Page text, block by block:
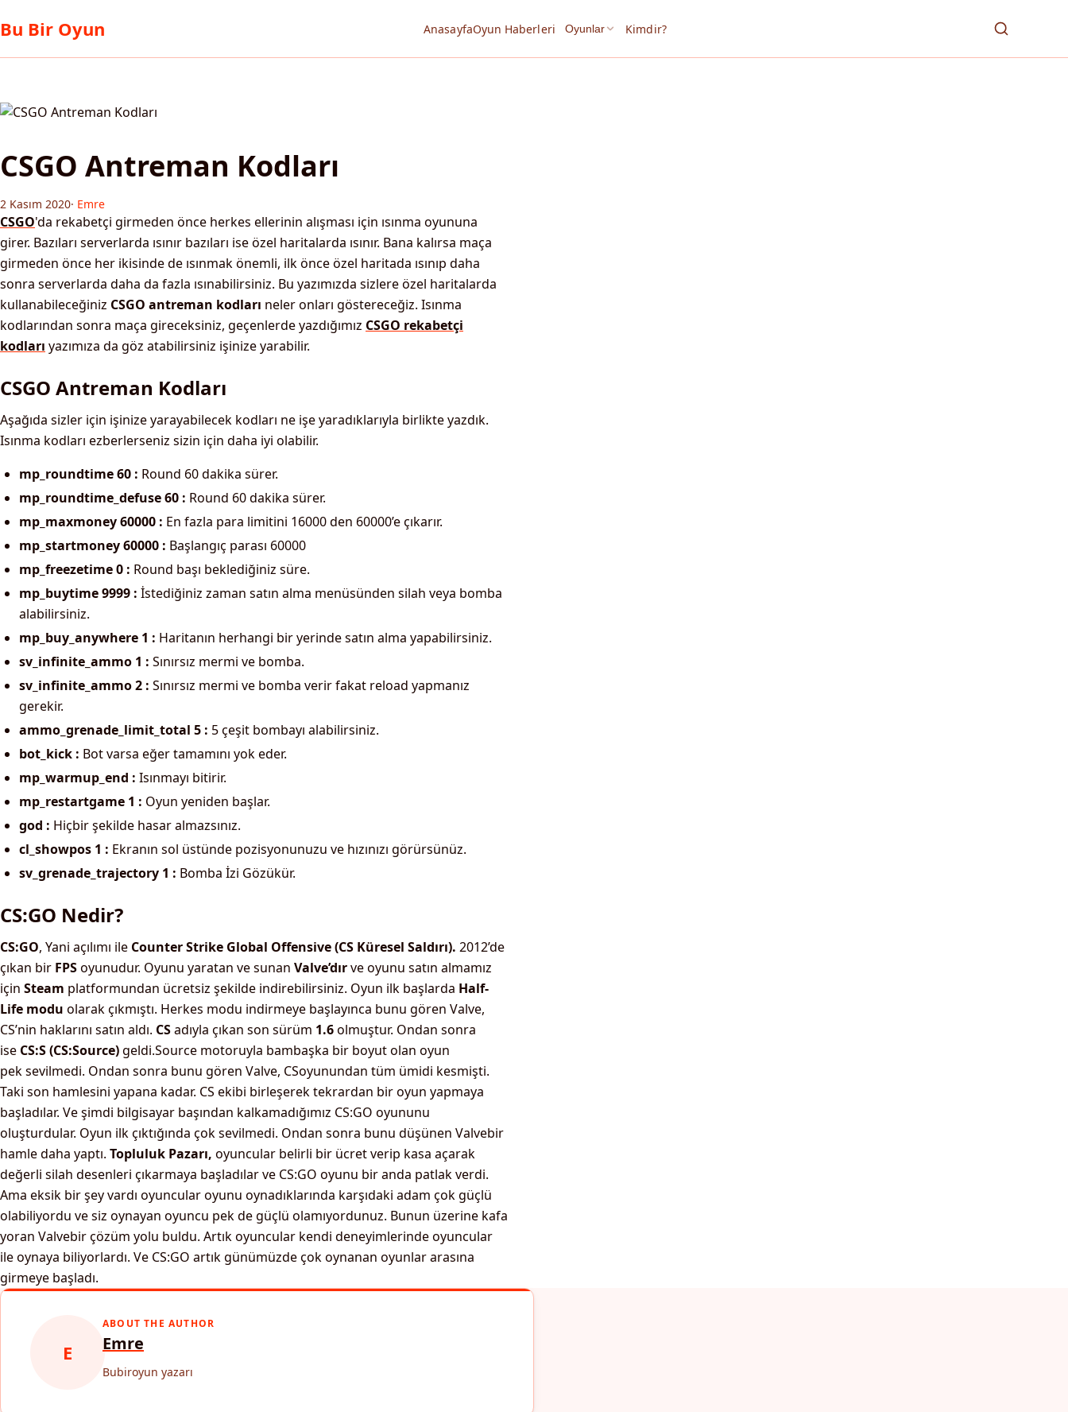
Bu Bir Oyun AnasayfaOyun Haberleri Oyunlar Kimdir?
CSGO Antreman Kodları
2 Kasım 2020· Emre
CSGO'da rekabetçi girmeden önce herkes ellerinin alışması için ısınma oyununa
girer. Bazıları serverlarda ısınır bazıları ise özel haritalarda ısınır. Bana kalırsa maça
girmeden önce her ikisinde de ısınmak önemli, ilk önce özel haritada ısınıp daha
sonra serverlarda daha da fazla ısınabilirsiniz. Bu yazımızda sizlere özel haritalarda
kullanabileceğiniz CSGO antreman kodları neler onları göstereceğiz. Isınma
kodlarından sonra maça gireceksiniz, geçenlerde yazdığımız CSGO rekabetçi
kodları yazımıza da göz atabilirsiniz işinize yarabilir.
CSGO Antreman Kodları
Aşağıda sizler için işinize yarayabilecek kodları ne işe yaradıklarıyla birlikte yazdık.
Isınma kodları ezberlerseniz sizin için daha iyi olabilir.
mp_roundtime 60 : Round 60 dakika sürer.
mp_roundtime_defuse 60 : Round 60 dakika sürer.
mp_maxmoney 60000 : En fazla para limitini 16000 den 60000’e çıkarır.
mp_startmoney 60000 : Başlangıç parası 60000
mp_freezetime 0 : Round başı beklediğiniz süre.
mp_buytime 9999 : İstediğiniz zaman satın alma menüsünden silah veya bomba
alabilirsiniz.
mp_buy_anywhere 1 : Haritanın herhangi bir yerinde satın alma yapabilirsiniz.
sv_infinite_ammo 1 : Sınırsız mermi ve bomba.
sv_infinite_ammo 2 : Sınırsız mermi ve bomba verir fakat reload yapmanız
gerekir.
ammo_grenade_limit_total 5 : 5 çeşit bombayı alabilirsiniz.
bot_kick : Bot varsa eğer tamamını yok eder.
mp_warmup_end : Isınmayı bitirir.
mp_restartgame 1 : Oyun yeniden başlar.
god : Hiçbir şekilde hasar almazsınız.
cl_showpos 1 : Ekranın sol üstünde pozisyonunuzu ve hızınızı görürsünüz.
sv_grenade_trajectory 1 : Bomba İzi Gözükür.
CS:GO Nedir?
CS:GO, Yani açılımı ile Counter Strike Global Offensive (CS Küresel Saldırı). 2012’de
çıkan bir FPSoyunudur. Oyunu yaratan ve sunan Valve’dırve oyunu satın almamız
için Steam platformundan ücretsiz şekilde indirebilirsiniz. Oyun ilk başlarda Half-
Life modu olarak çıkmıştı. Herkes modu indirmeye başlayınca bunu gören Valve,
CS’nin haklarını satın aldı. CSadıyla çıkan son sürüm 1.6olmuştur. Ondan sonra
ise CS:S (CS:Source)geldi.Source motoruyla bambaşka bir boyut olan oyun
pek sevilmedi. Ondan sonra bunu gören Valve, CSoyunundan tüm ümidi kesmişti.
Taki son hamlesini yapana kadar. CS ekibi birleşerek tekrardan bir oyun yapmaya
başladılar. Ve şimdi bilgisayar başından kalkamadığımız CS:GO oyununu
oluşturdular. Oyun ilk çıktığında çok sevilmedi. Ondan sonra bunu düşünen Valvebir
hamle daha yaptı. Topluluk Pazarı, oyuncular belirli bir ücret verip kasa açarak
değerli silah desenleri çıkarmaya başladılar ve CS:GO oyunu bir anda patlak verdi.
Ama eksik bir şey vardı oyuncular oyunu oynadıklarında karşıdaki adam çok güçlü
olabiliyordu ve siz oynayan oyuncu pek de güçlü olamıyordunuz. Bunun üzerine kafa
yoran Valvebir çözüm yolu buldu. Artık oyuncular kendi deneyimlerinde oyuncular
ile oynaya biliyorlardı. Ve CS:GO artık günümüzde çok oynanan oyunlar arasına
girmeye başladı.
E
ABOUT THE AUTHOR
Emre
Bubiroyun yazarı